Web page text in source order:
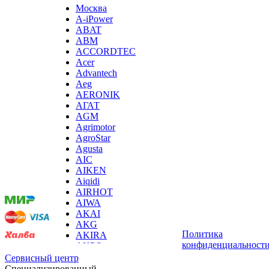
ирригаторов
измельчителей бытовых
измельчителей льда, льдодробителей
измельчителей отходов пищи
измельчителей садового мусора
измерителей влажности древесины
измерительных клещей
извещателей охранных
извещателей пожарных
йогуртниц
кабин для курения
каландра
камер видеонаблюдения, камер заднего вида
камнерезных станков
канализационных установок
канатной машины
капучинаторов (вспенивателей для молока,
карманных проекторов
картофелечисток
кассовой техники
казанов индукционных
кегераторов
кипятильников
Москва
A-iPower
ABAT
ABM
ACCORDTEC
Acer
Advantech
Aeg
AERONIK
АГАТ
AGM
Agrimotor
AgroStar
Agusta
AIC
AIKEN
Aiqidi
AIRHOT
AIWA
AKAI
AKG
AKIRA
AKPO
Aksa
Политика
Сервисный центр